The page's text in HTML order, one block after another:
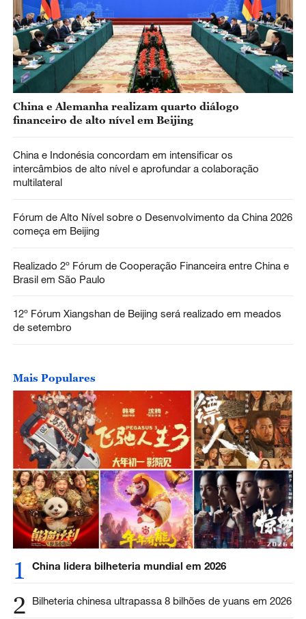
China e Alemanha realizam quarto diálogo
financeiro de alto nível em Beijing
China e Indonésia concordam em intensificar os
intercâmbios de alto nível e aprofundar a colaboração
multilateral
Fórum de Alto Nível sobre o Desenvolvimento da China 2026
começa em Beijing
Realizado 2º Fórum de Cooperação Financeira entre China e
Brasil em São Paulo
12º Fórum Xiangshan de Beijing será realizado em meados
de setembro
Mais Populares
1 China lidera bilheteria mundial em 2026
2 Bilheteria chinesa ultrapassa 8 bilhões de yuans em 2026